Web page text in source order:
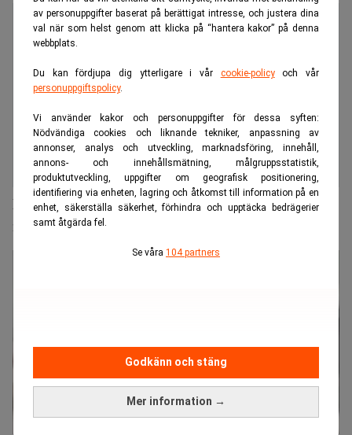
av personuppgifter baserat på berättigat intresse, och justera dina
val när som helst genom att klicka på “hantera kakor” på denna
webbplats.
Du kan fördjupa dig ytterligare i vår cookie-policyoch vår
personuppgiftspolicy.
Vi använder kakor och personuppgifter för dessa syften:
Nödvändiga cookies och liknande tekniker, anpassning av
annonser, analys och utveckling, marknadsföring, innehåll,
annons- och innehållsmätning, målgruppsstatistik,
produktutveckling, uppgifter om geografisk positionering,
identifiering via enheten, lagring och åtkomst till information på en
enhet, säkerställa säkerhet, förhindra och upptäcka bedrägerier
samt åtgärda fel.
Se våra 104 partners
Mer information →
Godkänn och stäng
Rysk olja erbjuds med kraftig rabatt i Europa – men
inga köpare